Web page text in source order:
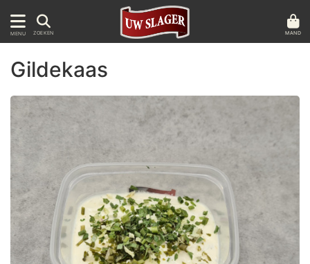
MENU ZOEKEN MAND
Gildekaas